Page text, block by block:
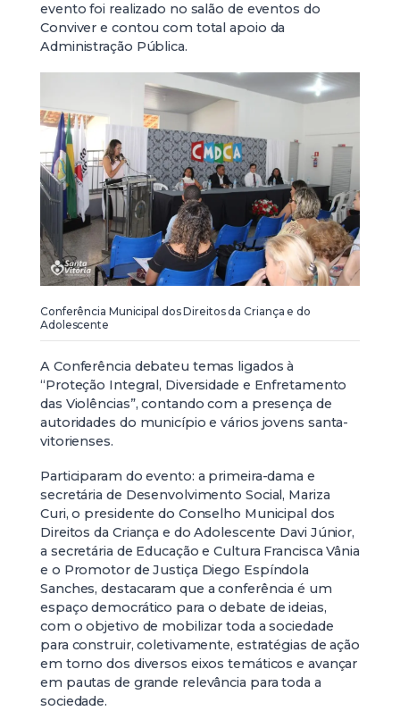
evento foi realizado no salão de eventos do
Conviver e contou com total apoio da
Administração Pública.
Conferência Municipal dos Direitos da Criança e do
Adolescente
A Conferência debateu temas ligados à
“Proteção Integral, Diversidade e Enfretamento
das Violências”, contando com a presença de
autoridades do município e vários jovens santa-
vitorienses.
Participaram do evento: a primeira-dama e
secretária de Desenvolvimento Social, Mariza
Curi, o presidente do Conselho Municipal dos
Direitos da Criança e do Adolescente Davi Júnior,
a secretária de Educação e Cultura Francisca Vânia
e o Promotor de Justiça Diego Espíndola
Sanches, destacaram que a conferência é um
espaço democrático para o debate de ideias,
com o objetivo de mobilizar toda a sociedade
para construir, coletivamente, estratégias de ação
em torno dos diversos eixos temáticos e avançar
em pautas de grande relevância para toda a
sociedade.